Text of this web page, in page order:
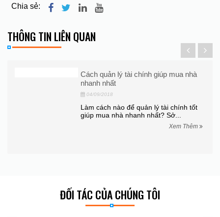
Chia sẻ:
THÔNG TIN LIÊN QUAN
Cách quản lý tài chính giúp mua nhà
nhanh nhất
04/09/2018
Làm cách nào để quản lý tài chính tốt
giúp mua nhà nhanh nhất? Sở...
Xem Thêm
ĐỐI TÁC CỦA CHÚNG TÔI